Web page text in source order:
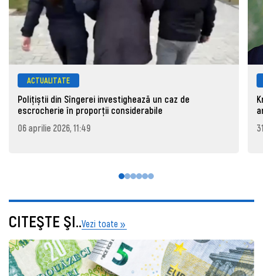
ACTUALITATE
Polițiștii din Sîngerei investighează un caz de
escrocherie în proporții considerabile
06 aprilie 2026, 11:49
CITEŞTE ŞI..Vezi toate